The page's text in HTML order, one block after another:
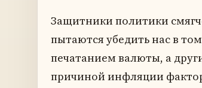
Защитники политики
пытаются убедить нас в
печатанием валюты, а
причиной инфляции